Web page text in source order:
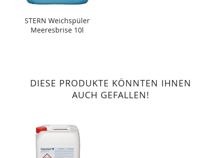
STERN Weichspüler
Meeresbrise 10l
DIESE PRODUKTE KÖNNTEN IHNEN
AUCH GEFALLEN!